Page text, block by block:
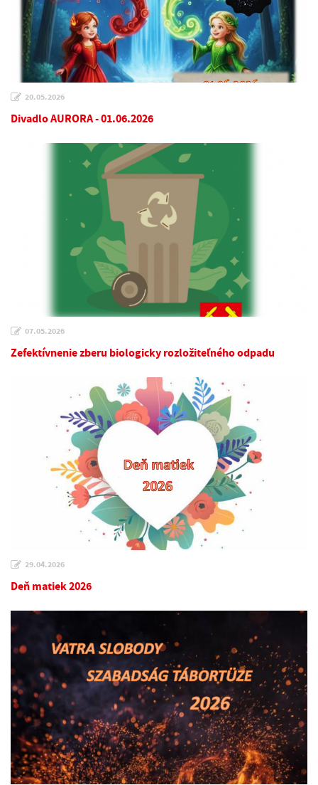
20.05.2026
Divadlo AURORA - 01.06.2026
07.05.2026
Zefektívnenie zberu biologicky rozložiteľného odpadu
29.04.2026
Deň matiek 2026